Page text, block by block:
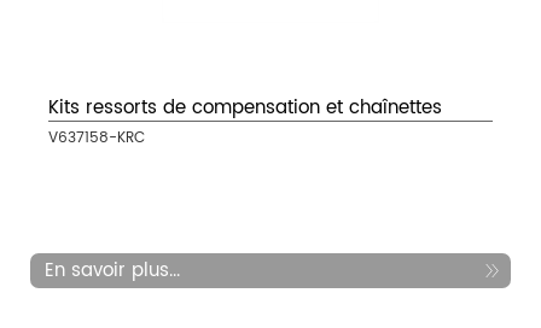
Kits ressorts de compensation et chaînettes
V637158-KRC
En savoir plus...